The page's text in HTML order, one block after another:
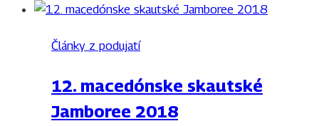
naplánovali
rok
Články z podujatí
12. macedónske skautské
Jamboree 2018